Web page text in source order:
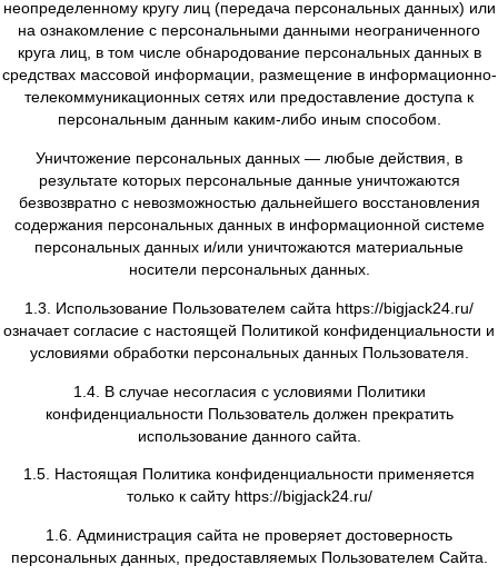
Обезличивание персональных данных — действия, в
которых невозможно определить без
дополнительной информации принадлежность
данных конкретному Пользователю или иному
Предоставление персональных данных —
направленные на раскрытие персональных
определенному лицу или определенному кругу
Распространение персональных данных — любые
направленные на раскрытие персональных
неопределенному кругу лиц (передача персональных
на ознакомление с персональными данными
круга лиц, в том числе обнародование персональных
средствах массовой информации, размещение в
телекоммуникационных сетях или предоставление
Уничтожение персональных данных — любые
результате которых персональные данные
безвозвратно с невозможностью дальнейшего